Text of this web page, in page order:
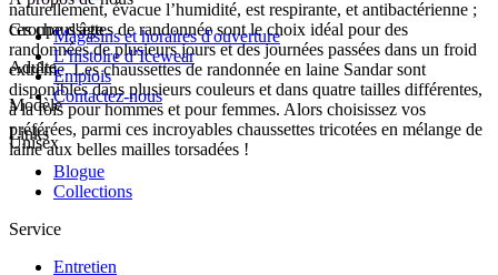
naturellement, évacue l’humidité, est respirante, et antibactérienne ;
ces chaussettes de randonnée sont le choix idéal pour des
randonnées de plusieurs jours et des journées passées dans un froid
extrême. Les chaussettes de randonnée en laine Sandar sont
disponibles dans plusieurs couleurs et dans quatre tailles différentes,
à la fois pour hommes et pour femmes. Alors choisissez vos
préférées, parmi ces incroyables chaussettes tricotées en mélange de
laine aux belles mailles torsadées !
Groupe d'âge
Adulte
Modèle
Unisex
Magasins et horaires d'ouverture
L’histoire d’Icewear
Emplois
Contactez-nous
Links
Blogue
Collections
Service
Entretien